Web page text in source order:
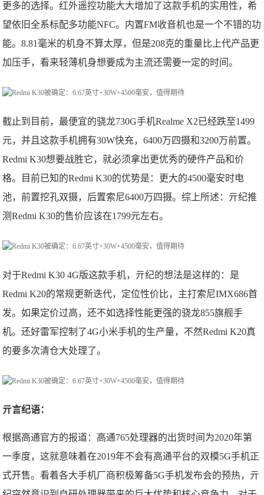
更多的选择。红外遥控功能大大增加了这款手机的实用性，希
望依旧全系标配多功能NFC。内置FM收音机也是一个不错的功
能。8.81毫米的机身不算太厚，但是208克的重量比上代产品更
加压手，看来轻薄机身想要成为主流还需要一定的时间。
截止到目前，最便宜的骁龙730G手机Realme X2已经跌至1499
元，并且这款手机拥有30W快充，6400万四摄和3200万前置。
Redmi K30想要战胜它，就必须拿出更优秀的硬件产品和价
格。目前已知的Redmi K30的优势是：更大的4500毫安时电
池，前置挖孔双摄，后置索尼6400万四摄。综上所述：亓纪推
测Redmi K30的售价应该在1799元左右。
对于Redmi K30 4G版这款手机，亓纪的想法是这样的：是
Redmi K20的常规更新迭代，定位性价比，主打索尼IMX686首
发。如果定价过高，还不如选择性能更强的骁龙855旗舰手
机。还好雷军控制了4G小米手机的生产量，不然Redmi K20真
的要多次清仓大处理了。
亓言纪语：
根据高通官方的报道：高通765处理器的出货时间为2020年第
一季度，这就意味着在2019年不会有高通平台的双模5G手机正
式开售。看着各大手机厂商积极筹备5G手机发布会的预热，亓